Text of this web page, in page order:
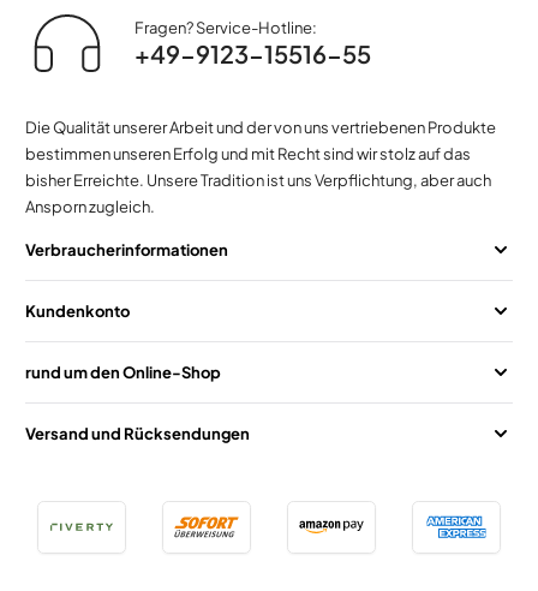
Fragen? Service-Hotline:
+49-9123-15516-55
Die Qualität unserer Arbeit und der von uns vertriebenen Produkte
bestimmen unseren Erfolg und mit Recht sind wir stolz auf das
bisher Erreichte. Unsere Tradition ist uns Verpflichtung, aber auch
Ansporn zugleich.
Verbraucherinformationen
Kundenkonto
rund um den Online-Shop
Versand und Rücksendungen